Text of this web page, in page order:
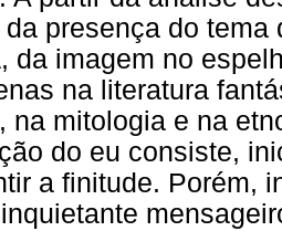
presença do
da imagem no
na literatura
na mitologia e na
do eu consiste,
a finitude. Porém,